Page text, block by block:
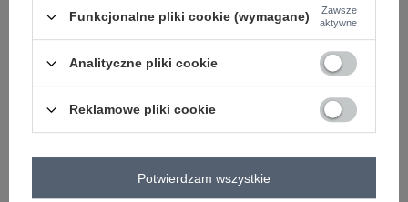
ZALOGUJ SIĘ I ZOBACZ CENĘ
Funkcjonalne pliki cookie (wymagane)
Zawsze
aktywne
Analityczne pliki cookie
Reklamowe pliki cookie
Potwierdzam wszystkie